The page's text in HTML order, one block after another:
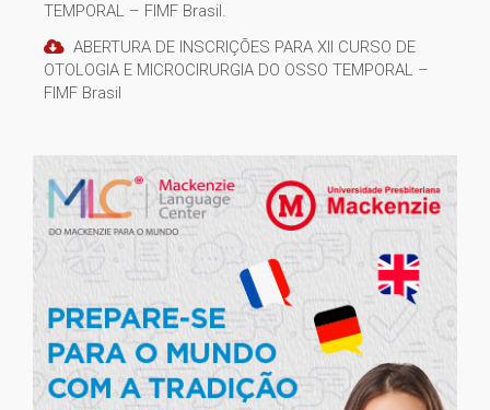
TEMPORAL – FIMF Brasil.
ABERTURA DE INSCRIÇÕES PARA XII CURSO DE
OTOLOGIA E MICROCIRURGIA DO OSSO TEMPORAL –
FIMF Brasil